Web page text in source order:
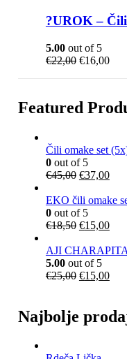
?UROK – Čili
5.00out of 5
€22,00 Izvirna
€22,00.
€16,00
Featured
Čili omake set
0out of 5
€45,00 I
v
i
r
a
c
e
j
e
€37,00T
e
u
n
c
a
j
EKO čili omake
0out of 5
€18,50 I
v
i
r
c
e
€15,00T
e
u
a
c
AJI
5.00out of 5
€25,00 I
i
r
€15,00T
n
u
Najbolje